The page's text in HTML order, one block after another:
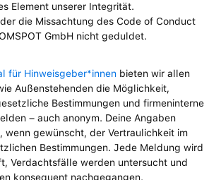
Element unserer Integrität.
die Missachtung des Code of Conduct
GmbH nicht geduldet.
für Hinweisgeber*innen bieten wir allen
Außenstehenden die Möglichkeit,
Bestimmungen und firmeninterne
– auch anonym. Deine Angaben
wenn gewünscht, der Vertraulichkeit im
Bestimmungen. Jede Meldung wird
Verdachtsfälle werden untersucht und
konsequent nachgegangen.